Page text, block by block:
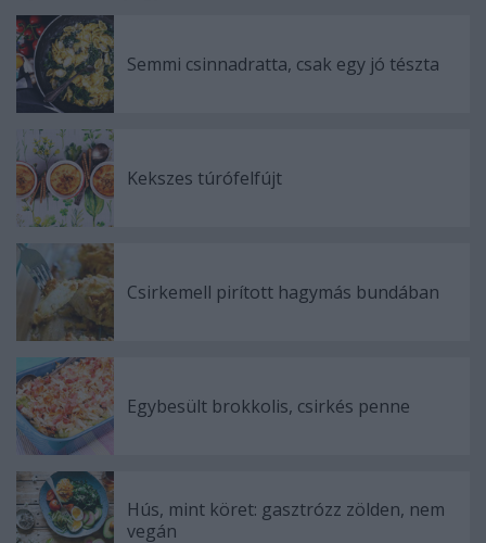
Semmi csinnadratta, csak egy jó tészta
Kekszes túrófelfújt
Csirkemell pirított hagymás bundában
Egybesült brokkolis, csirkés penne
Hús, mint köret: gasztrózz zölden, nem
vegán